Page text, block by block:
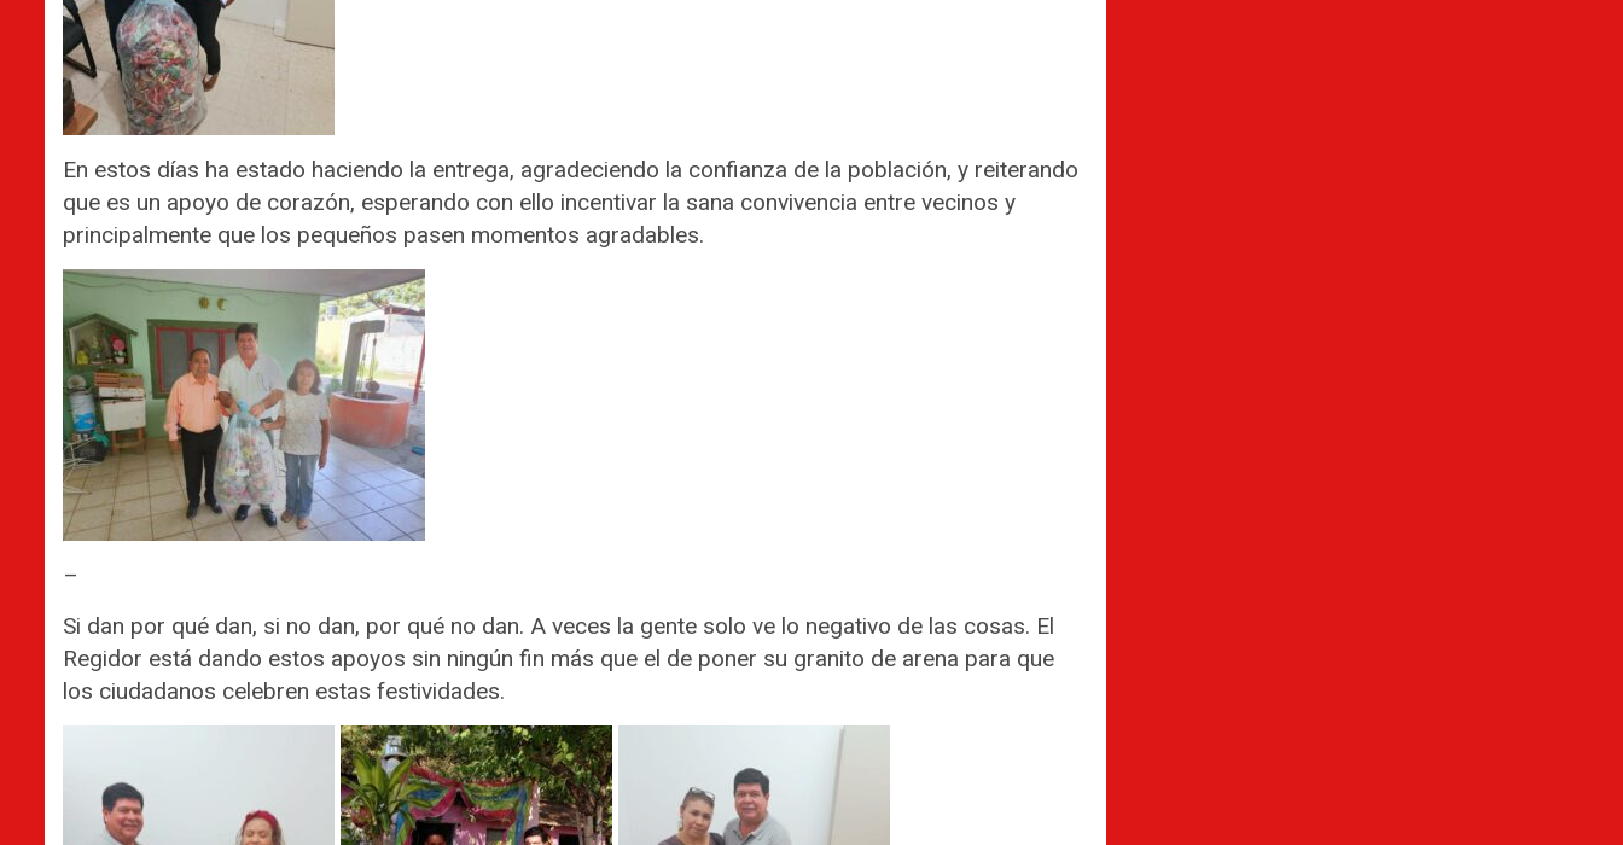
En estos días ha estado haciendo la entrega, agradeciendo la confianza de la población, y reiterando
que es un apoyo de corazón, esperando con ello incentivar la sana convivencia entre vecinos y
principalmente que los pequeños pasen momentos agradables.
–
Si dan por qué dan, si no dan, por qué no dan. A veces la gente solo ve lo negativo de las cosas. El
Regidor está dando estos apoyos sin ningún fin más que el de poner su granito de arena para que
los ciudadanos celebren estas festividades.